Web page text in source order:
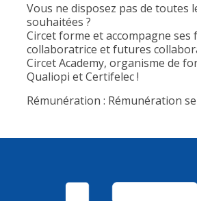
Vous ne disposez pas de toutes
souhaitées ?
Circet forme et accompagne ses
collaboratrice et futures
Circet Academy, organisme de
Qualiopi et Certifelec !
Rémunération : Rémunération